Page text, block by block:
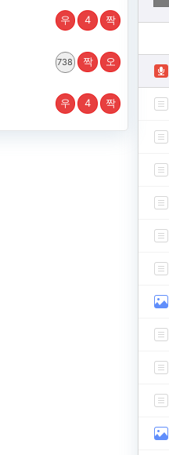
우 4 짝
738 짝 오
우 4 짝